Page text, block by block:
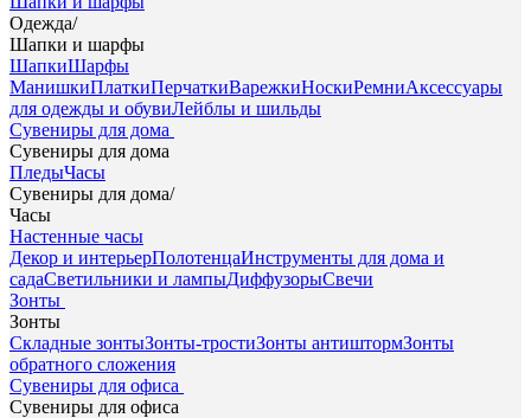
Одежда/
Шапки и шарфы
ШапкиШарфы
МанишкиПлаткиПерчаткиВарежкиНоскиРемниАксессуары
для одежды и обувиЛейблы и шильды
Сувениры для дома
Сувениры для дома
ПледыЧасы
Сувениры для дома/
Часы
Настенные часы
Декор и интерьерПолотенцаИнструменты для дома и
садаСветильники и лампыДиффузорыСвечи
Зонты
Зонты
Складные зонтыЗонты-тростиЗонты антиштормЗонты
обратного сложения
Сувениры для офиса
Сувениры для офиса